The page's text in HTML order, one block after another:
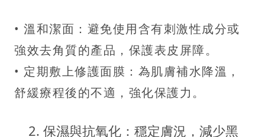
• 溫和潔面：避免使用含有刺激性成分或
強效去角質的產品，保護表皮屏障。
• 定期敷上修護面膜：為肌膚補水降溫，
舒緩療程後的不適，強化保護力。
2. 保濕與抗氧化：穩定膚況，減少黑